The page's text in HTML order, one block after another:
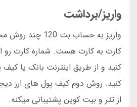
واریز/برداشت
واریز به حساب بت
کارت به کارت هست. شماره کارت رو
کنید و از طریق اینترنت بانک یا کیف
از تتر و بیت کوین پشتیبانی میکنه.